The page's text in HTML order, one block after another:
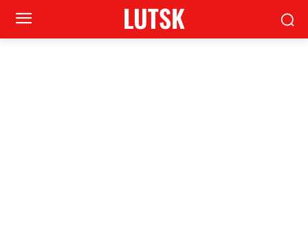
LUTSK